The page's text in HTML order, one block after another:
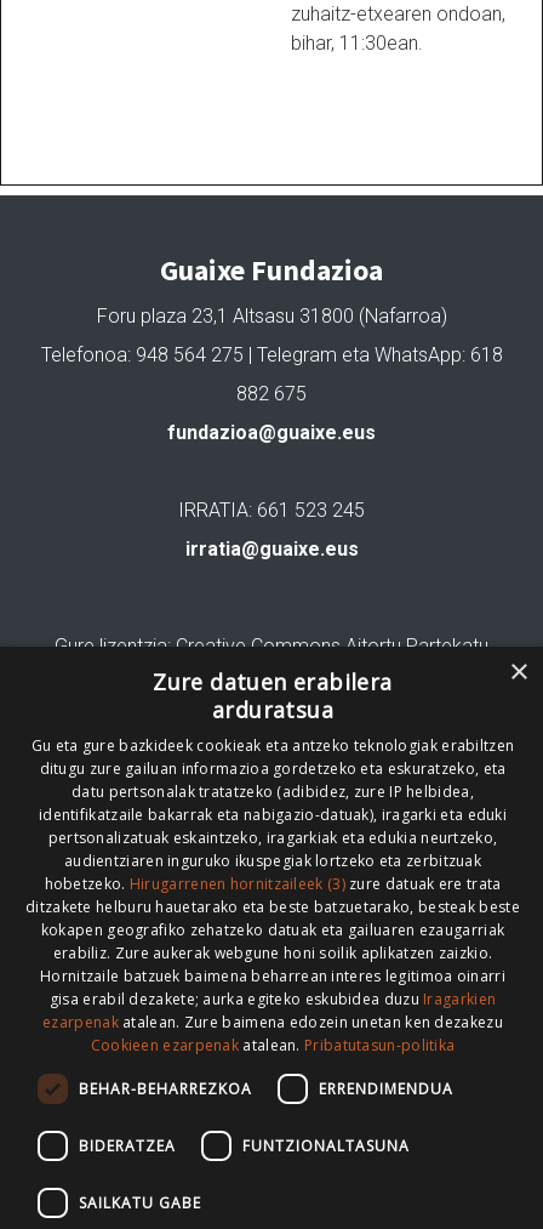
zuhaitz-etxearen ondoan,
bihar, 11:30ean.
Guaixe Fundazioa
Foru plaza 23,1 Altsasu 31800 (Nafarroa)
Telefonoa: 948 564 275 | Telegram eta WhatsApp: 618
882 675
fundazioa@guaixe.eus
IRRATIA: 661 523 245
irratia@guaixe.eus
Gure lizentzia: Creative Commons Aitortu Partekatu
Codesyntaxek garatua
HONI BURUZ LEGE OHARRA PUBLIZITATEA
ARAUAK HARREMANETARAKO RSS
>
×
Zure datuen erabilera
arduratsua
Gu eta gure bazkideek cookieak eta antzeko teknologiak erabiltzen
ditugu zure gailuan informazioa gordetzeko eta eskuratzeko, eta
datu pertsonalak tratatzeko (adibidez, zure IP helbidea,
identifikatzaile bakarrak eta nabigazio-datuak), iragarki eta eduki
pertsonalizatuak eskaintzeko, iragarkiak eta edukia neurtzeko,
audientziaren inguruko ikuspegiak lortzeko eta zerbitzuak
hobetzeko. Hirugarrenen hornitzaileek (3)zure datuak ere trata
ditzakete helburu hauetarako eta beste batzuetarako, besteak beste
kokapen geografiko zehatzeko datuak eta gailuaren ezaugarriak
erabiliz. Zure aukerak webgune honi soilik aplikatzen zaizkio.
Hornitzaile batzuek baimena beharrean interes legitimoa oinarri
gisa erabil dezakete; aurka egiteko eskubidea duzu Iragarkien
ezarpenakatalean. Zure baimena edozein unetan ken dezakezu
Cookieen ezarpenak atalean. Pribatutasun-politika
BEHAR-BEHARREZKOA ERRENDIMENDUA
BIDERATZEA FUNTZIONALTASUNA
SAILKATU GABE